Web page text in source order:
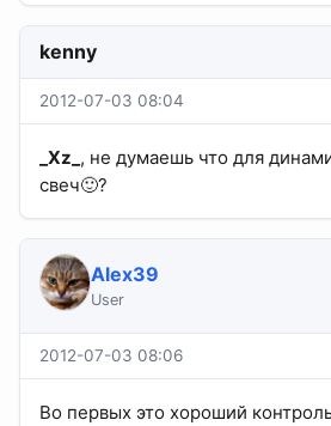
kenny
2012-07-03 08:04
_Xz_ , не думаешь что для
свеч🙂?
Alex39
User
2012-07-03 08:06
Во первых это хороший